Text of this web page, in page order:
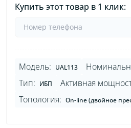
Купить этот товар в 1 клик:
Модель: UAL113
Тип: ИБП Активная
Топология: On-line (двойное